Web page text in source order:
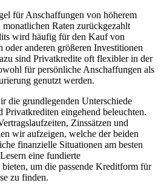
für Anschaffungen von​ höherem
Raten⁢ zurückgezahlt
wird ‍häufig für den Kauf von
oder anderen größeren⁣ Investitionen
sind Privatkredite oft flexibler in ⁤der
für persönliche Anschaffungen‌ als
genutzt werden.
die grundlegenden⁤ Unterschiede
Privatkrediten eingehend beleuchten.
Zinssätzen und
wir aufzeigen,⁣ welche der beiden
finanzielle Situationen am besten
eine‌ fundierte
um die passende‌ Kreditform für
zu finden.